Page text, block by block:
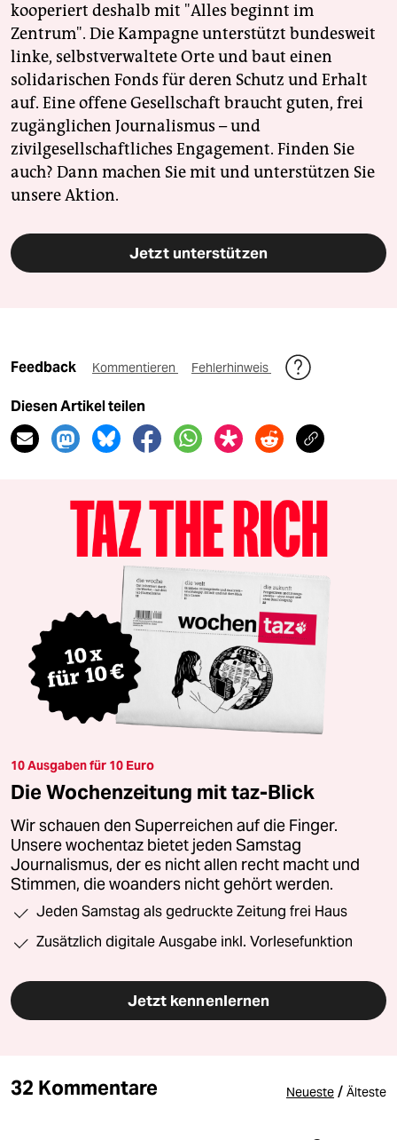
kooperiert deshalb mit "Alles beginnt im
Zentrum". Die Kampagne unterstützt bundesweit
linke, selbstverwaltete Orte und baut einen
solidarischen Fonds für deren Schutz und Erhalt
auf. Eine offene Gesellschaft braucht guten, frei
zugänglichen Journalismus – und
zivilgesellschaftliches Engagement. Finden Sie
auch? Dann machen Sie mit und unterstützen Sie
unsere Aktion.
Jetzt unterstützen
Feedback Kommentieren Fehlerhinweis
Diesen Artikel teilen
10 Ausgaben für 10 Euro
Die Wochenzeitung mit taz-Blick
Wir schauen den Superreichen auf die Finger.
Unsere wochentaz bietet jeden Samstag
Journalismus, der es nicht allen recht macht und
Stimmen, die woanders nicht gehört werden.
Jeden Samstag als gedruckte Zeitung frei Haus
Zusätzlich digitale Ausgabe inkl. Vorlesefunktion
Jetzt kennenlernen
32 Kommentare Neueste / Älteste